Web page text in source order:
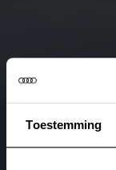
Toestemming